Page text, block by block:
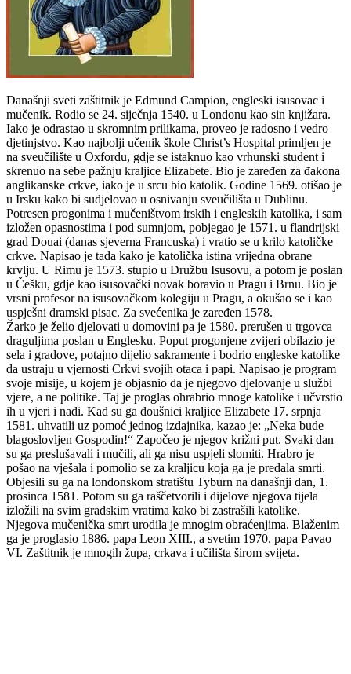
Današnji sveti zaštitnik je Edmund Campion, engleski isusovac i
mučenik. Rodio se 24. siječnja 1540. u Londonu kao sin knjižara.
Iako je odrastao u skromnim prilikama, proveo je radosno i vedro
djetinjstvo. Kao najbolji učenik škole Christ’s Hospital primljen je
na sveučilište u Oxfordu, gdje se istaknuo kao vrhunski student i
skrenuo na sebe pažnju kraljice Elizabete. Bio je zaređen za đakona
anglikanske crkve, iako je u srcu bio katolik. Godine 1569. otišao je
u Irsku kako bi sudjelovao u osnivanju sveučilišta u Dublinu.
Potresen progonima i mučeništvom irskih i engleskih katolika, i sam
izložen opasnostima i pod sumnjom, pobjegao je 1571. u flandrijski
grad Douai (danas sjeverna Francuska) i vratio se u krilo katoličke
crkve. Napisao je tada kako je katolička istina vrijedna obrane
krvlju. U Rimu je 1573. stupio u Družbu Isusovu, a potom je poslan
u Češku, gdje kao isusovački novak boravio u Pragu i Brnu. Bio je
vrsni profesor na isusovačkom kolegiju u Pragu, a okušao se i kao
uspješni dramski pisac. Za svećenika je zaređen 1578.
Žarko je želio djelovati u domovini pa je 1580. prerušen u trgovca
draguljima poslan u Englesku. Poput progonjene zvijeri obilazio je
sela i gradove, potajno dijelio sakramente i bodrio engleske katolike
da ustraju u vjernosti Crkvi svojih otaca i papi. Napisao je program
svoje misije, u kojem je objasnio da je njegovo djelovanje u službi
vjere, a ne politike. Taj je proglas ohrabrio mnoge katolike i učvrstio
ih u vjeri i nadi. Kad su ga doušnici kraljice Elizabete 17. srpnja
1581. uhvatili uz pomoć jednog izdajnika, kazao je: „Neka bude
blagoslovljen Gospodin!“ Započeo je njegov križni put. Svaki dan
su ga preslušavali i mučili, ali ga nisu uspjeli slomiti. Hrabro je
pošao na vješala i pomolio se za kraljicu koja ga je predala smrti.
Objesili su ga na londonskom stratištu Tyburn na današnji dan, 1.
prosinca 1581. Potom su ga raščetvorili i dijelove njegova tijela
izložili na svim gradskim vratima kako bi zastrašili katolike.
Njegova mučenička smrt urodila je mnogim obraćenjima. Blaženim
ga je proglasio 1886. papa Leon XIII., a svetim 1970. papa Pavao
VI. Zaštitnik je mnogih župa, crkava i učilišta širom svijeta.